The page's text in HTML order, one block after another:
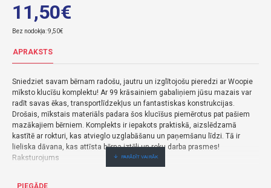
11,50€
Bez nodokļa: 9,50€
APRAKSTS
Sniedziet savam bērnam radošu, jautru un izglītojošu pieredzi ar Woopie
mīksto klucīšu komplektu! Ar 99 krāsainiem gabaliņiem jūsu mazais var
radīt savas ēkas, transportlīdzekļus un fantastiskas konstrukcijas.
Drošais, mīkstais materiāls padara šos klucīšus piemērotus pat pašiem
mazākajiem bērniem. Komplekts ir iepakots praktiskā, aizslēdzamā
kastītē ar rokturi, kas atvieglo uzglabāšanu un paņemšanu līdzi. Tā ir
lieliska dāvana, kas attīsta bērna iztēli un roku darba prasmes!
Raksturojums